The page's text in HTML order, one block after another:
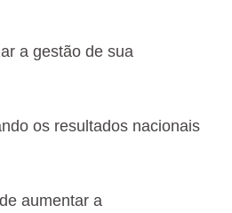
a gestão de sua
os resultados nacionais
aumentar a